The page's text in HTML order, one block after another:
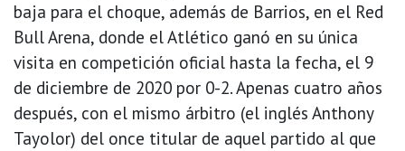
baja para el choque, además de Barrios, en el Red
Bull Arena, donde el Atlético ganó en su única
visita en competición oficial hasta la fecha, el 9
de diciembre de 2020 por 0-2. Apenas cuatro años
después, con el mismo árbitro (el inglés Anthony
Tayolor) del once titular de aquel partido al que